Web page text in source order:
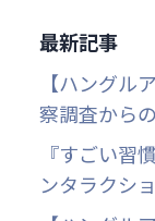
最新記事
【ハングル
察調査から
『すごい習
ンタラクシ